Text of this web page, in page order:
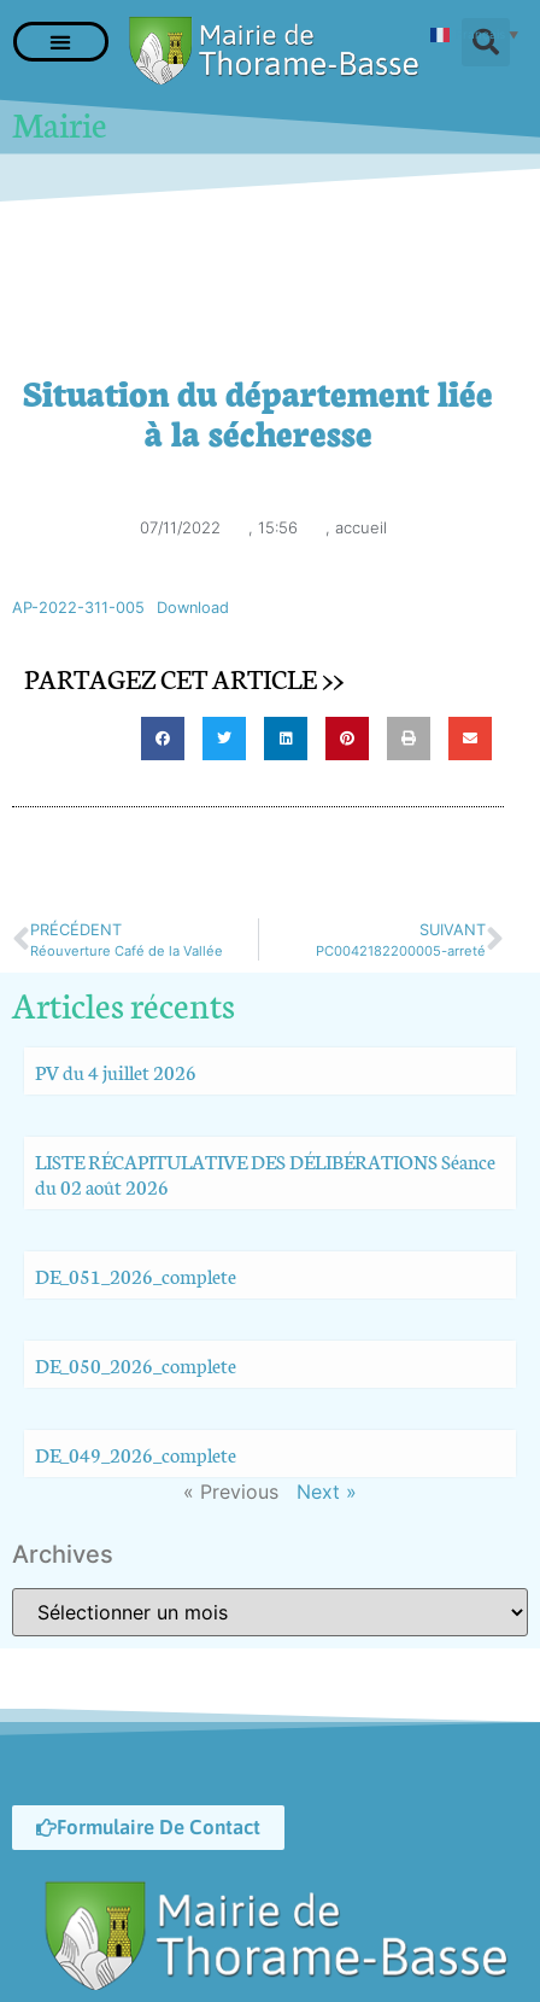
Mairie
Situation du département liée
à la sécheresse
07/11/2022 , 15:56 , accueil
AP-2022-311-005 Download
PARTAGEZ CET ARTICLE >>
PRÉCÉDENT
Réouverture Café de la Vallée
SUIVANT
PC0042182200005-arreté
Articles récents
PV du 4 juillet 2026
LISTE RÉCAPITULATIVE DES DÉLIBÉRATIONS Séance
du 02 août 2026
DE_051_2026_complete
DE_050_2026_complete
DE_049_2026_complete
« Previous Next »
Archives
Formulaire De Contact
Français ▼